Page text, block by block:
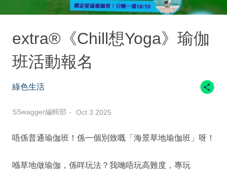
extra®《Chill想Yoga》瑜伽
班活動報名
綠色生活
SSwagger編輯部 Oct 3 2025
唔係普通瑜伽班！係一個別致嘅「海景草地瑜伽班」呀！
喺草地做瑜伽，係咩玩法？我哋唔玩高難度，專玩